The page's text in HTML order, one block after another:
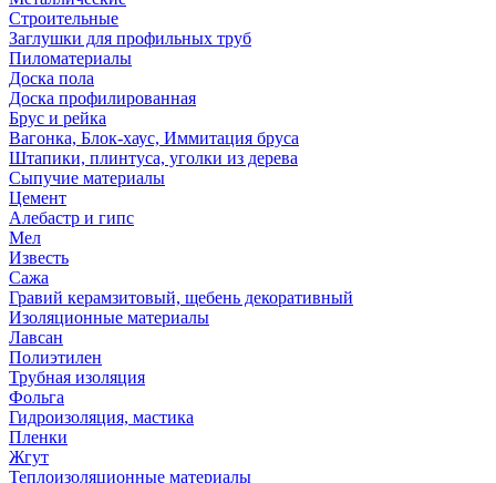
Строительные
Заглушки для профильных труб
Пиломатериалы
Доска пола
Доска профилированная
Брус и рейка
Вагонка, Блок-хаус, Иммитация бруса
Штапики, плинтуса, уголки из дерева
Сыпучие материалы
Цемент
Алебастр и гипс
Мел
Известь
Сажа
Гравий керамзитовый, щебень декоративный
Изоляционные материалы
Лавсан
Полиэтилен
Трубная изоляция
Фольга
Гидроизоляция, мастика
Пленки
Жгут
Теплоизоляционные материалы